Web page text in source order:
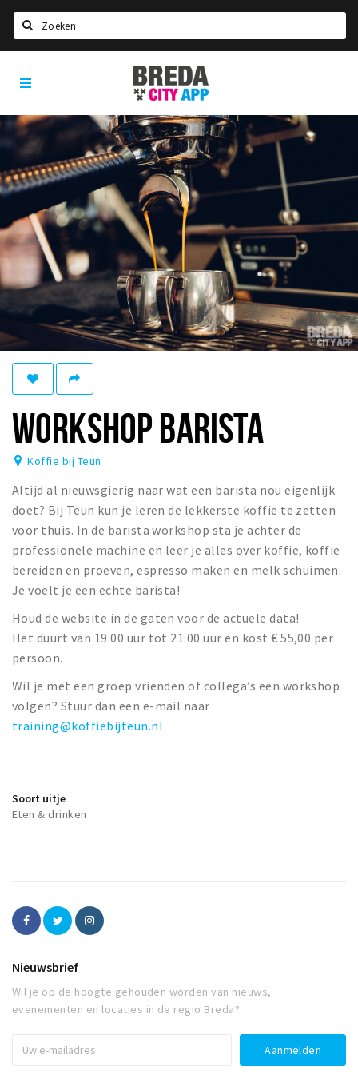
Home
Agenda
Deals
Party pics
Nieuws, interviews & blogs
Eten
Drinken
Slapen
Recreatief
Winkels
Winkelgebieden
Bezienswaardigheden
Musea, theaters & podia
Uitjes & activiteiten
Toeristische routes
Natuurgebieden
Baroniepoorten
Privacy
Inloggen
Breda
City
App
WORKSHOP BARISTA
Koffie bij Teun
Altijd al nieuwsgierig naar wat een barista nou eigenlijk
doet? Bij Teun kun je leren de lekkerste koffie te zetten
voor thuis. In de barista workshop sta je achter de
professionele machine en leer je alles over koffie, koffie
bereiden en proeven, espresso maken en melk schuimen.
Je voelt je een echte barista!
Houd de website in de gaten voor de actuele data!
Het duurt van 19:00 uur tot 21:00 uur en kost € 55,00 per
persoon.
Wil je met een groep vrienden of collega’s een workshop
volgen? Stuur dan een e-mail naar
training@koffiebijteun.nl
Soort uitje
Eten & drinken
Nieuwsbrief
Wil je op de hoogte gehouden worden van nieuws,
evenementen en locaties in de regio Breda?